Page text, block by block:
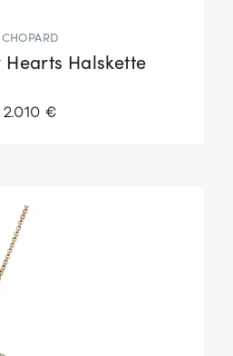
CHOPARD
Hearts Halskette
2.010 €